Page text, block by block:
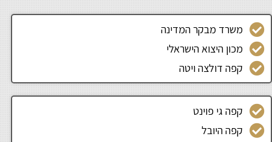
משרד מבקר המדינה
מכון היצוא הישראלי
קפה דולצה ויטה
קפה גי פוינט
קפה היובל